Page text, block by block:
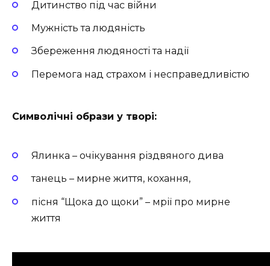
Дитинство під час війни
Мужність та людяність
Збереження людяності та надії
Перемога над страхом і несправедливістю
Символічні образи у творі:
Ялинка – очікування різдвяного дива
танець – мирне життя, кохання,
пісня “Щока до щоки” – мрії про мирне
життя